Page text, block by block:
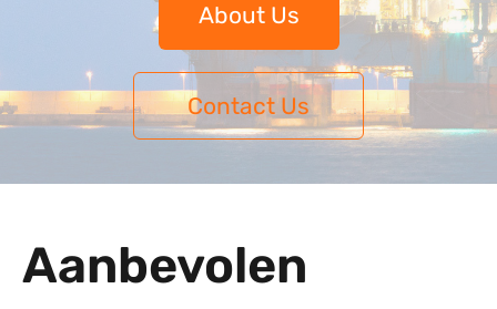
About Us
Contact Us
Aanbevolen